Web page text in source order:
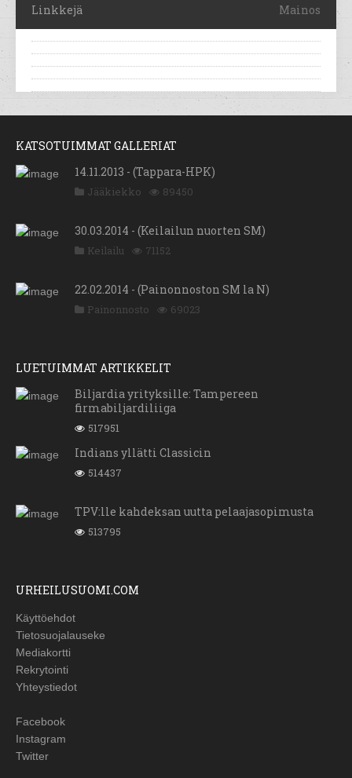
Linkkejä Mainos
KATSOTUIMMAT GALLERIAT
14.11.2013 - (Tappara-HPK)
Jääkiekko 89450
30.03.2014 - (Keilailun nuorten SM)
Keilailu 71152
22.02.2014 - (Painonnoston SM la N)
Painonnosto 69023
LUETUIMMAT ARTIKKELIT
Biljardia yrityksille: Tampereen
firmabiljardiliiga
517951
Indians yllätti Classicin
514437
TPV:lle kahdeksan uutta pelaajasopimusta
513795
URHEILUSUOMI.COM
Käyttöehdot
Tietosuojalauseke
Mediakortti
Rekrytointi
Yhteystiedot
Facebook
Instagram
Twitter